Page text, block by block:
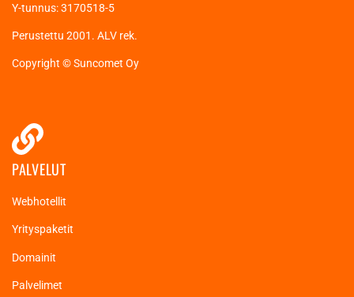
Y-tunnus: 3170518-5
Perustettu 2001. ALV rek.
Copyright © Suncomet Oy
PALVELUT
Webhotellit
Yrityspaketit
Domainit
Palvelimet